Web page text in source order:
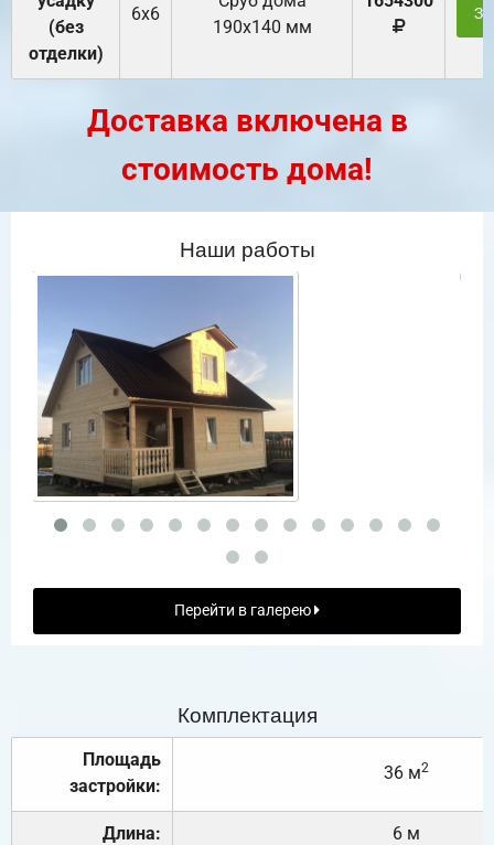
(без
отделки)
6х6
190х140 мм
Доставка включена в
стоимость дома!
Наши работы
Перейти в галерею
Комплектация
Площадь
застройки:
36 м2
Длина: 6 м